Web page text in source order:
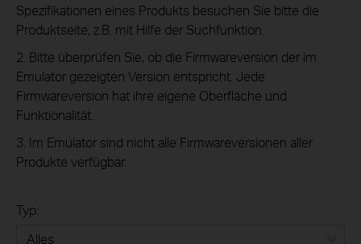
Spezifikationen eines Produkts besuchen Sie bitte die
Produktseite, z.B. mit Hilfe der Suchfunktion.
2. Bitte überprüfen Sie, ob die Firmwareversion der im
Emulator gezeigten Version entspricht. Jede
Firmwareversion hat ihre eigene Oberfläche und
Funktionalität.
3. Im Emulator sind nicht alle Firmwareversionen aller
Produkte verfügbar.
Typ: